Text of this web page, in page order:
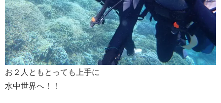
お２人ともとっても上手に
水中世界へ！！